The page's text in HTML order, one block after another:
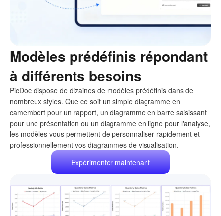
Modèles prédéfinis répondant
à différents besoins
PicDoc dispose de dizaines de modèles prédéfinis dans de
nombreux styles. Que ce soit un simple diagramme en
camembert pour un rapport, un diagramme en barre saisissant
pour une présentation ou un diagramme en ligne pour l'analyse,
les modèles vous permettent de personnaliser rapidement et
professionnellement vos diagrammes de visualisation.
Expérimenter maintenant